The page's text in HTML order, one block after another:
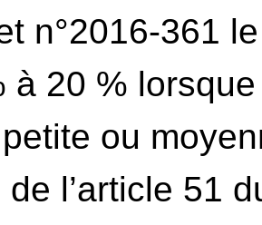
n°2016-361
à 20 %
ou
l’article 51